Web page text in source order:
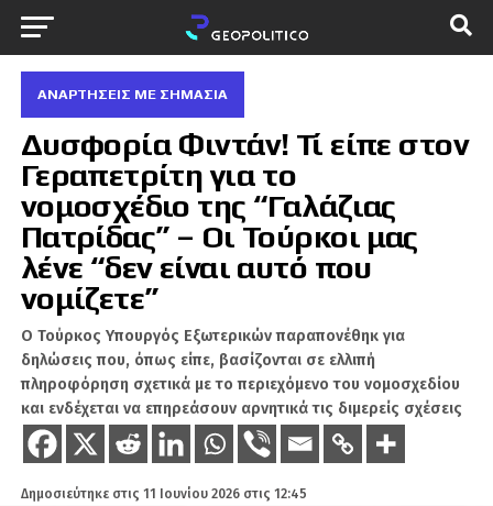
ΑΝΑΡΤΗΣΕΙΣ ΜΕ ΣΗΜΑΣΙΑ
Δυσφορία Φιντάν! Τί είπε στον
Γεραπετρίτη για το
νομοσχέδιο της “Γαλάζιας
Πατρίδας” – Οι Τούρκοι μας
λένε “δεν είναι αυτό που
νομίζετε”
Ο Τούρκος Yπουργός Εξωτερικών παραπονέθηκ για
δηλώσεις που, όπως είπε, βασίζονται σε ελλιπή
πληροφόρηση σχετικά με το περιεχόμενο του νομοσχεδίου
και ενδέχεται να επηρεάσουν αρνητικά τις διμερείς σχέσεις
Δημοσιεύτηκε στις 11 Ιουνίου 2026 στις 12:45